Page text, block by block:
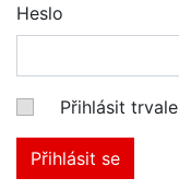
Heslo
Přihlásit trvale
Přihlásit se